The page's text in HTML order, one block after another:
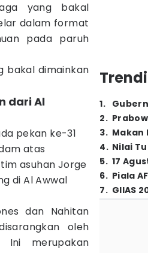
yang bakal
dalam format
pada paruh
bakal dimainkan
dari Al
pekan ke-31
atas
asuhan Jorge
di Al Awwal
dan Nahitan
oleh
Ini merupakan
1.
2.
3. Makan
4. Nilai
5. 17
6. Piala
7. GIIAS